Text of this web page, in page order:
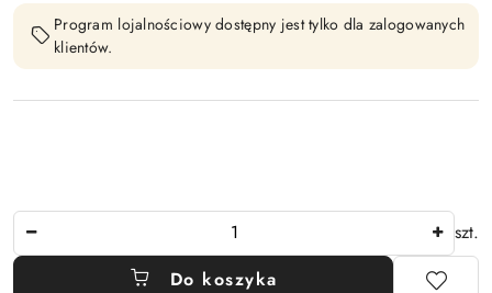
Program lojalnościowy dostępny jest tylko dla zalogowanych
klientów.
szt.
Do koszyka